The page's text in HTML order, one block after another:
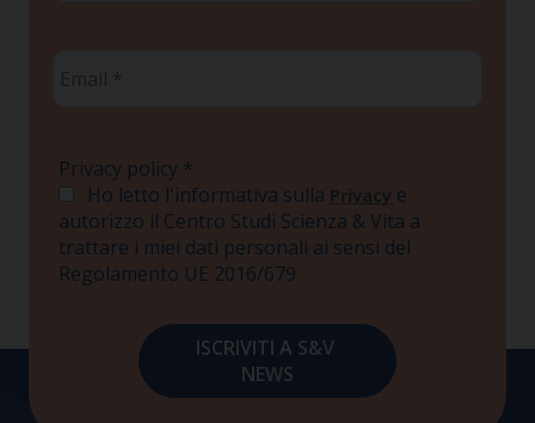
Privacy policy *
Ho letto l'informativa sulla Privacy e
autorizzo il Centro Studi Scienza & Vita a
trattare i miei dati personali ai sensi del
Regolamento UE 2016/679